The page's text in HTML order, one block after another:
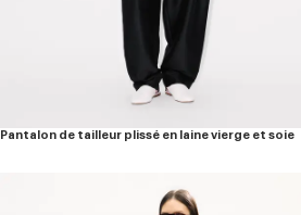
Pantalon de tailleur plissé en laine vierge et soie